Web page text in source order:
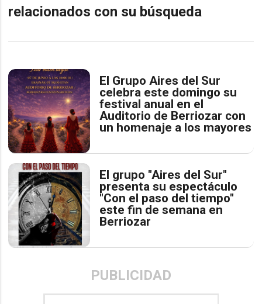
relacionados con su búsqueda
El Grupo Aires del Sur
celebra este domingo su
festival anual en el
Auditorio de Berriozar con
un homenaje a los mayores
El grupo "Aires del Sur"
presenta su espectáculo
"Con el paso del tiempo"
este fin de semana en
Berriozar
PUBLICIDAD